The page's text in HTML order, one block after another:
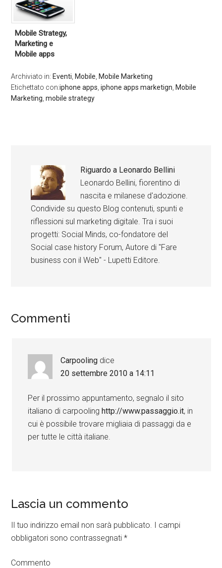
Mobile Strategy,
Marketing e
Mobile apps
Archiviato in: Eventi Mobile Mobile Marketing
Etichettato con:iphone apps ,iphone apps marketign Mobile
Marketing ,mobile strategy
Riguardo a Leonardo Bellini
Leonardo Bellini, fiorentino di
nascita e milanese d'adozione.
Condivide su questo Blog contenuti, spunti e
riflessioni sul marketing digitale. Tra i suoi
progetti: Social Minds, co-fondatore del
Social case history Forum, Autore di "Fare
business con il Web" - Lupetti Editore.
Commenti
Carpooling dice
20 settembre 2010 a 14:11
Per il prossimo appuntamento, segnalo il sito
italiano di carpoolinghttp://www.passaggio.it, in
cui è possibile trovare migliaia di passaggi da e
per tutte le città italiane.
Lascia un commento
Il tuo indirizzo email non sarà pubblicato. I campi
obbligatori sono contrassegnati*
Commento